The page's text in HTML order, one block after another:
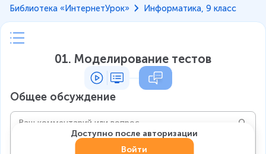
Библиотека «ИнтернетУрок» Информатика, 9 класс
01. Моделирование тестов
Общее обсуждение
Доступно после авторизации
Войти